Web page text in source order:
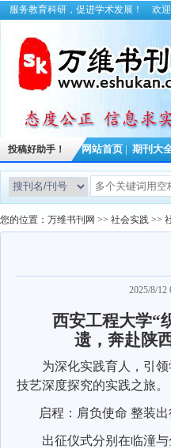
服务教育科研，促进学术发展！ 欢
投稿好助手！ 网站首页 期刊大
您的位置： 万维书刊网 >> 社会实践 >>
2025/8/
西安工程大学“
遗，奔赴陕
为深化实践育人，引
技艺深度探究的实践之旅。
启程：肩负使命 整装出
出征仪式分别在临潼